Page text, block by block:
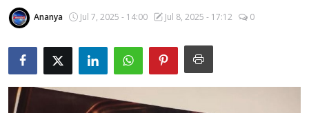
About Us
देश
बिज़नेस
Ananya Jul 7, 2025 - 14:00 Jul 8, 2025 - 17:12 0